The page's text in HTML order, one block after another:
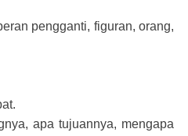
pengganti, figuran, orang,
apa tujuannya, mengapa